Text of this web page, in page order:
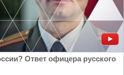
Ответ офицера русского